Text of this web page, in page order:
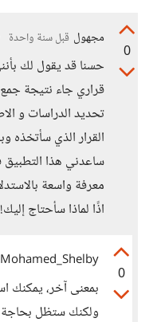
0
مجهول قبل سنة واحدة
حسنا قد يقول لك
قراري جاء نتيجة
تحديد الدراسات و
القرار الذي سأتخذه
ساعدني هذا التطبيق
معرفة واسعة
اذًا لماذا سأحتاج إليك!
0
Mohamed_Shelby
بمعنى آخر، يمكنك
ولكنك ستظل